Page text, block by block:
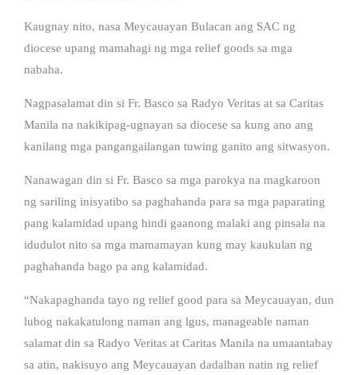
Kaugnay nito, nasa Meycauayan Bulacan ang SAC ng
diocese upang mamahagi ng mga relief goods sa mga
nabaha.
Nagpasalamat din si Fr. Basco sa Radyo Veritas at sa Caritas
Manila na nakikipag-ugnayan sa diocese sa kung ano ang
kanilang mga pangangailangan tuwing ganito ang sitwasyon.
Nanawagan din si Fr. Basco sa mga parokya na magkaroon
ng sariling inisyatibo sa paghahanda para sa mga paparating
pang kalamidad upang hindi gaanong malaki ang pinsala na
idudulot nito sa mga mamamayan kung may kaukulan ng
paghahanda bago pa ang kalamidad.
“Nakapaghanda tayo ng relief good para sa Meycauayan, dun
lubog nakakatulong naman ang lgus, manageable naman
salamat din sa Radyo Veritas at Caritas Manila na umaantabay
sa atin, nakisuyo ang Meycauayan dadalhan natin ng relief